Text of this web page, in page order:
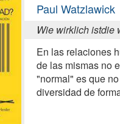
Paul Watzlawick
Wie wirklich istdie
En las relaciones
de las mismas no
"normal" es que
diversidad de